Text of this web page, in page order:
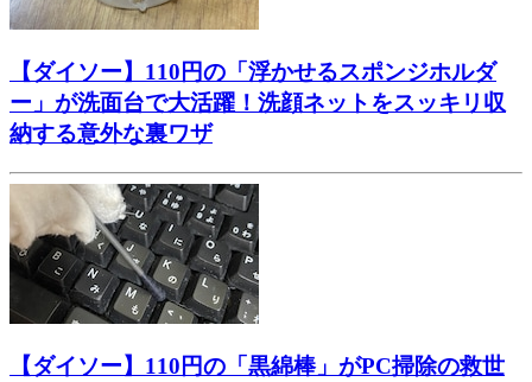
【ダイソー】110円の「浮かせるスポンジホルダ
ー」が洗面台で大活躍！洗顔ネットをスッキリ収
納する意外な裏ワザ
【ダイソー】110円の「黒綿棒」がPC掃除の救世